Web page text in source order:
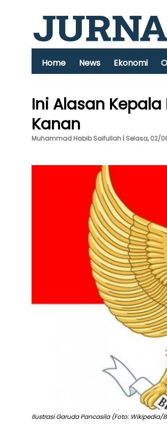
Home News Ekonomi
Ini Alasan
Kanan
Muhammad Habib Saifullah | Selasa, 02/
Ilustrasi Garuda Pancasila (Foto: Wikipedia/